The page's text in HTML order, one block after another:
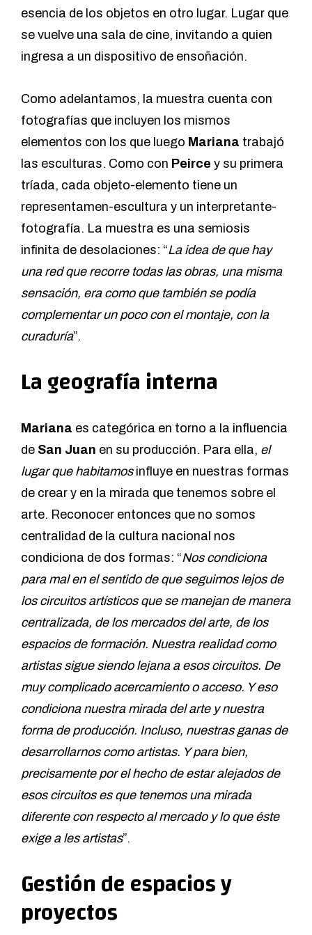
esencia de los objetos en otro lugar. Lugar que
se vuelve una sala de cine, invitando a quien
ingresa a un dispositivo de ensoñación.
Como adelantamos, la muestra cuenta con
fotografías que incluyen los mismos
elementos con los que luego Mariana trabajó
las esculturas. Como con Peirce y su primera
tríada, cada objeto-elemento tiene un
representamen-escultura y un interpretante-
fotografía. La muestra es una semiosis
infinita de desolaciones: “La idea de que hay
una red que recorre todas las obras, una misma
sensación, era como que también se podía
complementar un poco con el montaje, con la
curaduría”.
La geografía interna
Mariana es categórica en torno a la influencia
de San Juan en su producción. Para ella, el
lugar que habitamosinfluye en nuestras formas
de crear y en la mirada que tenemos sobre el
arte. Reconocer entonces que no somos
centralidad de la cultura nacional nos
condiciona de dos formas: “Nos condiciona
para mal en el sentido de que seguimos lejos de
los circuitos artísticos que se manejan de manera
centralizada, de los mercados del arte, de los
espacios de formación. Nuestra realidad como
artistas sigue siendo lejana a esos circuitos. De
muy complicado acercamiento o acceso. Y eso
condiciona nuestra mirada del arte y nuestra
forma de producción. Incluso, nuestras ganas de
desarrollarnos como artistas. Y para bien,
precisamente por el hecho de estar alejados de
esos circuitos es que tenemos una mirada
diferente con respecto al mercado y lo que éste
exige a les artistas”.
Gestión de espacios y
proyectos